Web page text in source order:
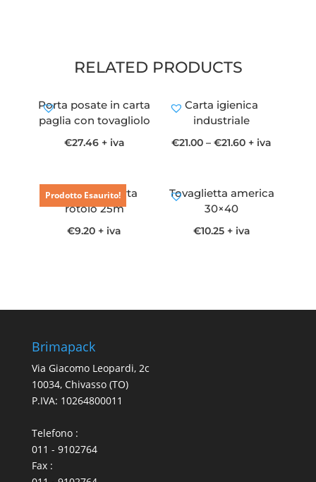
RELATED PRODUCTS
Porta posate in carta
paglia con tovagliolo
€27.46 + iva
Carta igienica
industriale
€21.00 –€21.60 + iva
Prodotto Esaurito!
Tovaglia in carta
rotolo 25m
€9.20 + iva
Tovaglietta america
30×40
€10.25 + iva
Brimapack
Via Giacomo Leopardi, 2c
10034, Chivasso (TO)
P.IVA: 10264800011
Telefono :
011 - 9102764
Fax :